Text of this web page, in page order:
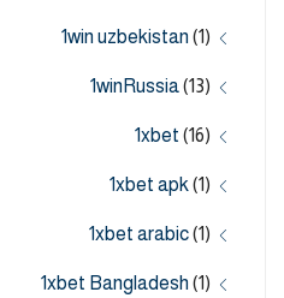
1win uzbekistan (1)
1winRussia(13)
1xbet (16)
1xbet apk (1)
1xbet arabic(1)
1xbet Bangladesh (1)